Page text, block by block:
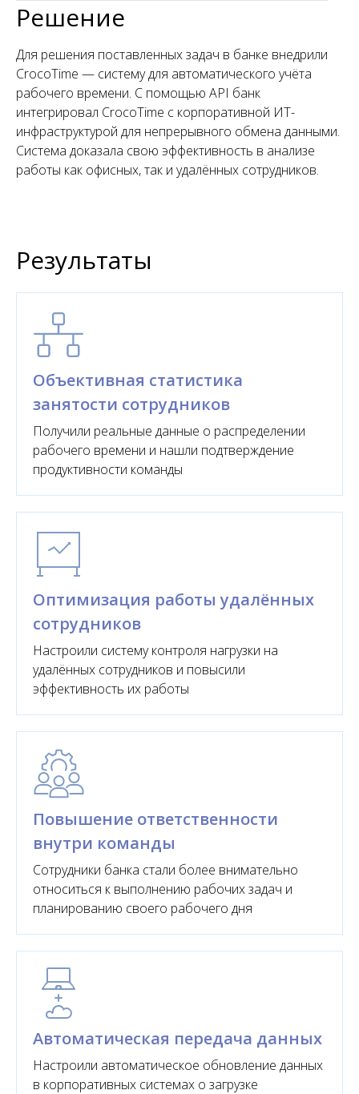
Решение
Для решения поставленных задач в банке внедрили
CrocoTime — систему для автоматического учёта
рабочего времени. С помощью API банк
интегрировал CrocoTime с корпоративной ИТ-
инфраструктурой для непрерывного обмена данными.
Система доказала свою эффективность в анализе
работы как офисных, так и удалённых сотрудников.
Результаты
Объективная статистика
занятости сотрудников
Получили реальные данные о распределении
рабочего времени и нашли подтверждение
продуктивности команды
Оптимизация работы удалённых
сотрудников
Настроили систему контроля нагрузки на
удалённых сотрудников и повысили
эффективность их работы
Повышение ответственности
внутри команды
Сотрудники банка стали более внимательно
относиться к выполнению рабочих задач и
планированию своего рабочего дня
Автоматическая передача данных
Настроили автоматическое обновление данных
в корпоративных системах о загрузке